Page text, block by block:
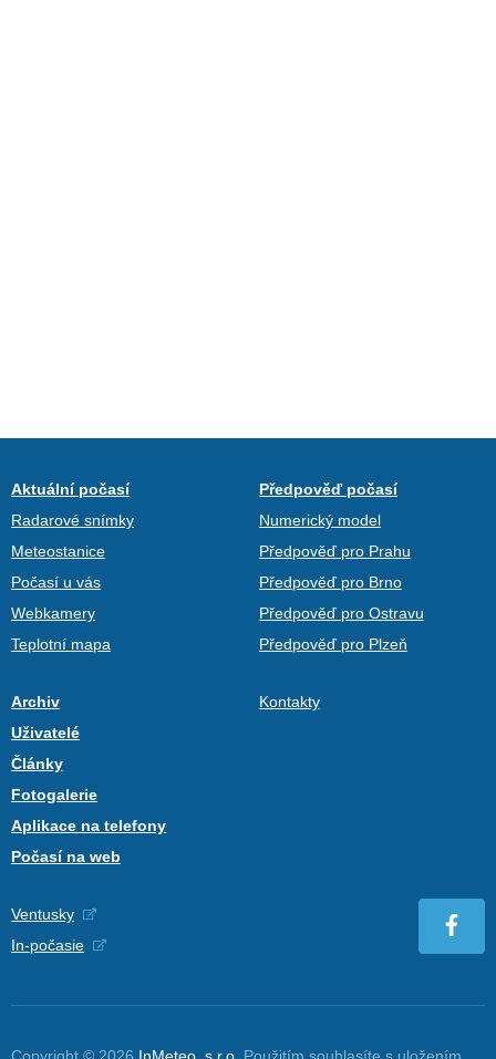
Aktuální počasí
Radarové snímky
Meteostanice
Počasí u vás
Webkamery
Teplotní mapa
Předpověď počasí
Numerický model
Předpověď pro Prahu
Předpověď pro Brno
Předpověď pro Ostravu
Předpověď pro Plzeň
Archiv
Uživatelé
Články
Fotogalerie
Aplikace na telefony
Počasí na web
Kontakty
Ventusky
In-počasie
Copyright © 2026 InMeteo, s.r.o. Použitím souhlasíte s uložením